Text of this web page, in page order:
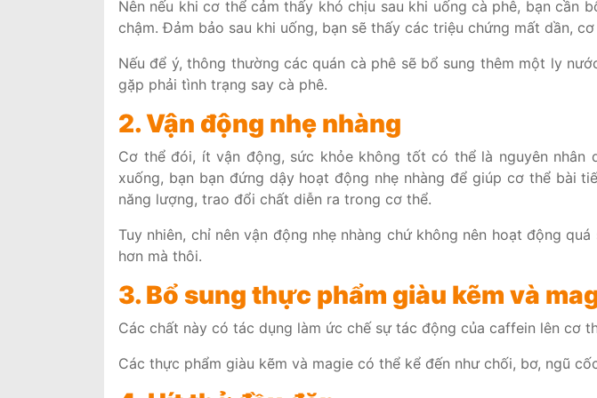
Nên nếu khi cơ thể cảm thấy khó chịu sau khi uống cà phê, bạn cần
chậm. Đảm bảo sau khi uống, bạn sẽ thấy các triệu chứng mất dần,
Nếu để ý, thông thường các quán cà phê sẽ bổ sung thêm một ly
gặp phải tình trạng say cà phê.
2. Vận động nhẹ nhàng
Cơ thể đói, ít vận động, sức khỏe không tốt có thể là nguyên
xuống, bạn bạn đứng dậy hoạt động nhẹ nhàng để giúp cơ thể bài
năng lượng, trao đổi chất diễn ra trong cơ thể.
Tuy nhiên, chỉ nên vận động nhẹ nhàng chứ không nên hoạt động
hơn mà thôi.
3. Bổ sung thực phẩm giàu kẽm và
Các chất này có tác dụng làm ức chế sự tác động của caffein lên cơ
Các thực phẩm giàu kẽm và magie có thể kể đến như chối, bơ, ngũ